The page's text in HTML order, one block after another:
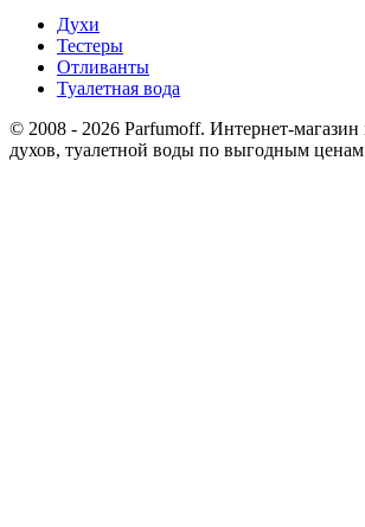
Духи
Тестеры
Отливанты
Туалетная вода
© 2008 - 2026 Parfumoff. Интернет-
духов, туалетной воды по выгодным ценам